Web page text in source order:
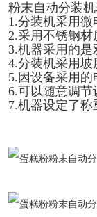
粉末自动分装
1.分装机采用
2.采用不锈钢
3.机器采用的
4.分装机采用
5.因设备采用
6.可以随意调
7.机器设定了